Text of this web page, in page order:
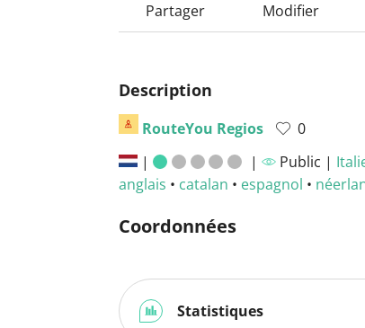
Partager Modifier
Description
RouteYou Regios
0
|
| Public |
anglais • catalan • espagnol •
Coordonnées
Statistiques